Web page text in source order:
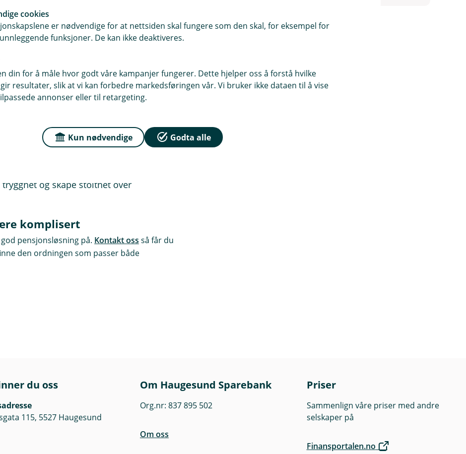
mange er pensjon en trygghet som
og nå. Når du tilbyr en solid
ansvar og verdsetter de ansatte – også i
– og hvordan den ligger an
bransje her
lojalitet
får ofte igjen i form av
En trygg pensjonsordning kan være
rekrutterer – eller at de mest erfarne
naturlig del av en helhetlig
og skape stolthet over
komplisert
pensjonsløsning på. Kontakt oss så får du
den ordningen som passer både
du oss
115, 5527 Haugesund
Om Haugesund Sparebank
Org.nr: 837 895 502
Om oss
Priser
Sammenlign våre priser med andre
selskaper på
Finansportalen.no
cookies
er nødvendige for at nettsiden skal fungere som den skal, for eksempel for
funksjoner. De kan ikke deaktiveres.
din for å måle hvor godt våre kampanjer fungerer. Dette hjelper oss å forstå hvilke
resultater, slik at vi kan forbedre markedsføringen vår. Vi bruker ikke dataen til å vise
annonser eller til retargeting.
Kun nødvendige Godta alle